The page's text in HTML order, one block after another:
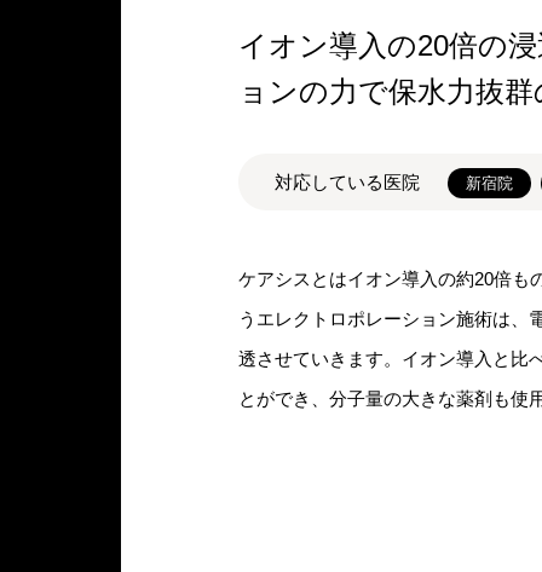
イオン導入の20倍の
ョンの力で保水力抜
対応している医院 新宿院
ケアシスとはイオン導入の約20倍も
うエレクトロポレーション施術は、
透させていきます。イオン導入と比
とができ、分子量の大きな薬剤も使